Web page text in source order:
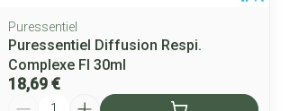
Puressentiel
Puressentiel Diffusion Respi.
Complexe Fl 30ml
18,69 €
Quantité